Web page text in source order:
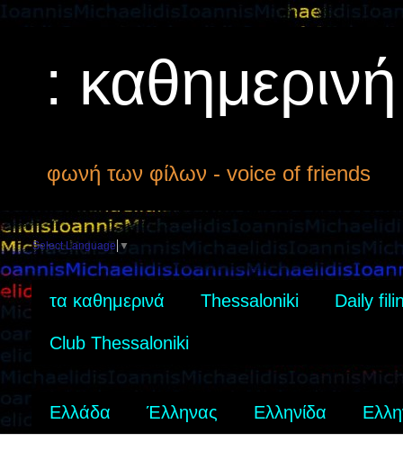
:
φωνή των φίλων - voice of friends
Select Language ▼
τα καθημερινά Thessaloniki Daily
Club Thessaloniki
Ελλάδα Έλληνας Ελληνίδα